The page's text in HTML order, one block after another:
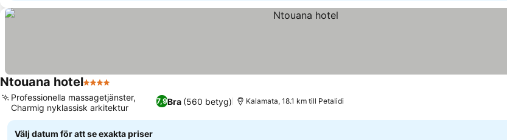
Ntouana hotel4 Stjärnor
7,9Bra (560 betyg)
Professionella massagetjänster,
Charmig nyklassisk arkitektur
Kalamata, 18.1 km till Petalidi
Välj datum för att se exakta priser